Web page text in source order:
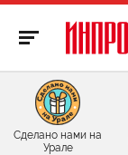
Сделано нами на
Урале